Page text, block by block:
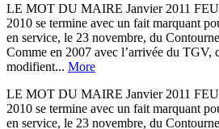
LE MOT DU MAIRE Janvier 2011
2010 se termine avec un fait marquant
en service, le 23 novembre, du
Comme en 2007 avec l’arrivée du TGV,
modifient... More
LE MOT DU MAIRE Janvier 2011
2010 se termine avec un fait marquant
en service, le 23 novembre, du